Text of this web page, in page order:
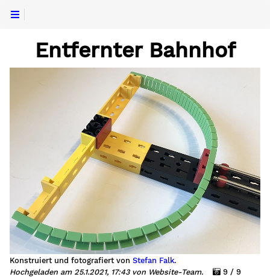
Entfernter Bahnhof
Konstruiert und fotografiert von Stefan Falk.
Hochgeladen am 25.1.2021, 17:43 von Website-Team.
9 / 9